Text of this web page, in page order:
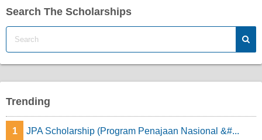
Search The Scholarships
Trending
1 JPA Scholarship (Program Penajaan Nasional &#...